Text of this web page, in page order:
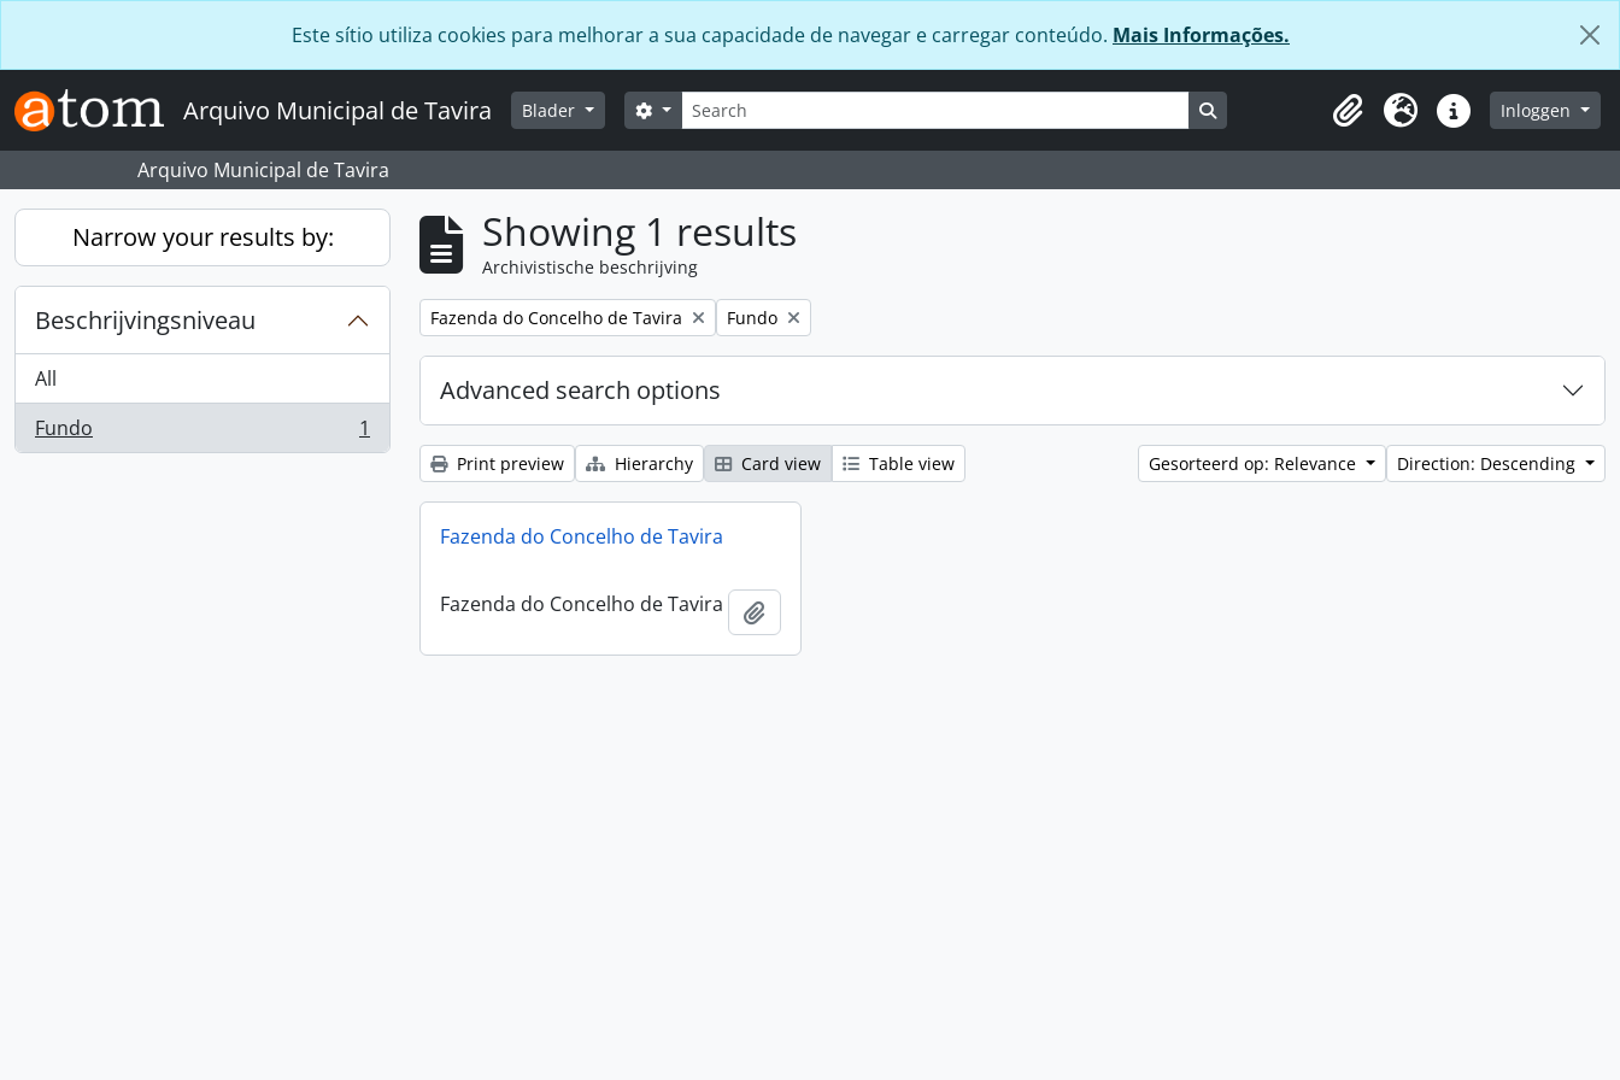
Este sítio utiliza cookies para melhorar a sua capacidade de navegar e carregar conteúdo. Mais Informações.
Arquivo Municipal de Tavira Blader zoeken
Search options Search in browse page
Clipboard
Taal Quick linksInloggen
Arquivo Municipal de Tavira
Narrow your results by:
Beschrijvingsniveau
All
Fundo
, 1 results 1
Showing 1 results
Archivistische beschrijving
Remove filter:
Fazenda do Concelho de Tavira Remove filter:
Fundo
Advanced search options
Print preview Hierarchy Card view Table view Gesorteerd op: Relevance Direction: Descending
Fazenda do Concelho de Tavira
Fazenda do Concelho de Tavira